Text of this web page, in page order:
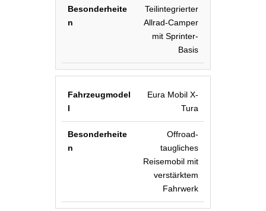
Teilintegrierter
Allrad-Camper
mit Sprinter-
Basis
Eura Mobil X-
Tura
Offroad-
taugliches
Reisemobil mit
verstärktem
Fahrwerk